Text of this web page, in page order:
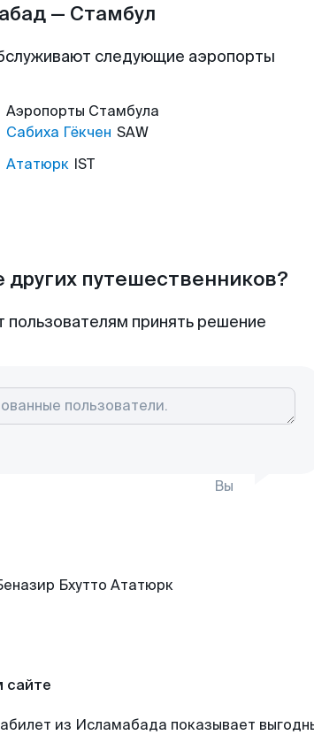
— Стамбул
следующие аэропорты
Аэропорты Стамбула
Сабиха Гёкчен SAW
Ататюрк IST
других путешественников?
принять решение
Вы
сайте
из Исламабада показывает